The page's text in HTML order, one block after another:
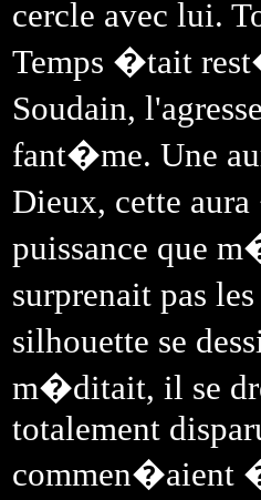
cercle avec lui.
Temps �tait
Soudain,
fant�me. Une
Dieux, cette
puissance que
surprenait pas
silhouette se
m�ditait, il se
totalement
commen�aient